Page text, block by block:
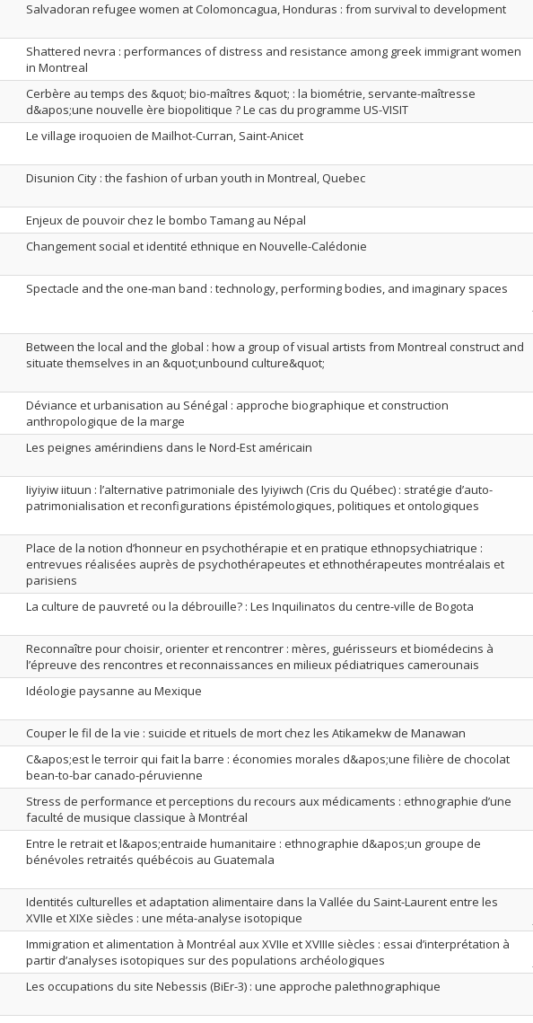
Salvadoran refugee women at Colomoncagua, Honduras : from survival to development
Shattered nevra : performances of distress and resistance among greek immigrant women
in Montreal
Cerbère au temps des &quot; bio-maîtres &quot; : la biométrie, servante-maîtresse
d&apos;une nouvelle ère biopolitique ? Le cas du programme US-VISIT
Le village iroquoien de Mailhot-Curran, Saint-Anicet
Disunion City : the fashion of urban youth in Montreal, Quebec
Enjeux de pouvoir chez le bombo Tamang au Népal
Changement social et identité ethnique en Nouvelle-Calédonie
Spectacle and the one-man band : technology, performing bodies, and imaginary spaces
Between the local and the global : how a group of visual artists from Montreal construct and
situate themselves in an &quot;unbound culture&quot;
Déviance et urbanisation au Sénégal : approche biographique et construction
anthropologique de la marge
Les peignes amérindiens dans le Nord-Est américain
Iiyiyiw iituun : l’alternative patrimoniale des Iyiyiwch (Cris du Québec) : stratégie d’auto-
patrimonialisation et reconfigurations épistémologiques, politiques et ontologiques
Place de la notion d’honneur en psychothérapie et en pratique ethnopsychiatrique :
entrevues réalisées auprès de psychothérapeutes et ethnothérapeutes montréalais et
parisiens
La culture de pauvreté ou la débrouille? : Les Inquilinatos du centre-ville de Bogota
Reconnaître pour choisir, orienter et rencontrer : mères, guérisseurs et biomédecins à
l’épreuve des rencontres et reconnaissances en milieux pédiatriques camerounais
Idéologie paysanne au Mexique
Couper le fil de la vie : suicide et rituels de mort chez les Atikamekw de Manawan
C&apos;est le terroir qui fait la barre : économies morales d&apos;une filière de chocolat
bean-to-bar canado-péruvienne
Stress de performance et perceptions du recours aux médicaments : ethnographie d’une
faculté de musique classique à Montréal
Entre le retrait et l&apos;entraide humanitaire : ethnographie d&apos;un groupe de
bénévoles retraités québécois au Guatemala
Identités culturelles et adaptation alimentaire dans la Vallée du Saint-Laurent entre les
XVIIe et XIXe siècles : une méta-analyse isotopique
Immigration et alimentation à Montréal aux XVIIe et XVIIIe siècles : essai d’interprétation à
partir d’analyses isotopiques sur des populations archéologiques
Les occupations du site Nebessis (BiEr-3) : une approche palethnographique